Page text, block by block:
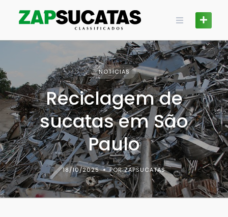
NOTÍCIAS
Reciclagem de
sucatas em São
Paulo
18/10/2025 POR ZAPSUCATAS